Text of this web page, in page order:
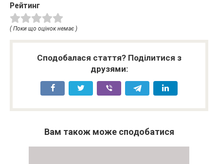
Рейтинг
( Поки що оцінок немає )
Сподобалася стаття? Поділитися з
друзями:
Вам також може сподобатися